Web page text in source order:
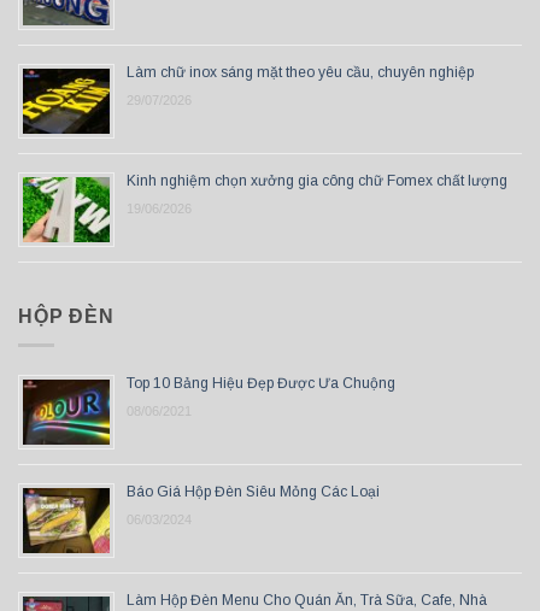
Làm chữ inox sáng mặt theo yêu cầu, chuyên nghiệp
29/07/2026
Kinh nghiệm chọn xưởng gia công chữ Fomex chất lượng
19/06/2026
HỘP ĐÈN
Top 10 Bảng Hiệu Đẹp Được Ưa Chuộng
08/06/2021
Báo Giá Hộp Đèn Siêu Mỏng Các Loại
06/03/2024
Làm Hộp Đèn Menu Cho Quán Ăn, Trà Sữa, Cafe, Nhà